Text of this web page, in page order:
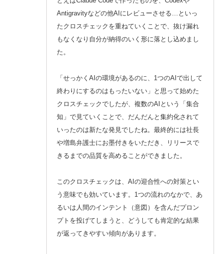
Antigravityなどの他AIにレビューさせる…といっ
たクロスチェックを重ねていくことで、抜け漏れ
もなくなり自分が納得のいく形に落とし込めまし
た。
「せっかくAIの環境があるのに、1つのAIで出して
終わりにするのはもったいない」と思って始めた
クロスチェックでしたが、複数のAIという「集合
知」で見ていくことで、だんだんと集約化されて
いったのは新たな発見でしたね。最終的には社長
や増島弁護士にお墨付きをいただき、リリースで
きるまでの品質を高めることができました。
このクロスチェックは、AIの迎合性への対策とい
う意味でも効いています。1つの流れのなかで、あ
るいは人間のインテント（意図）を含んだプロン
プトを投げてしまうと、どうしても肯定的な結果
が返ってきやすい傾向があります。